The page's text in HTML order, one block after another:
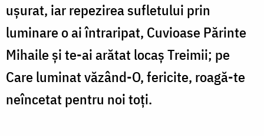
uşurat, iar repezirea sufletului prin
luminare o ai întraripat, Cuvioase Părinte
Mihaile şi te-ai arătat locaş Treimii; pe
Care luminat văzând-O, fericite, roagă-te
neîncetat pentru noi toţi.